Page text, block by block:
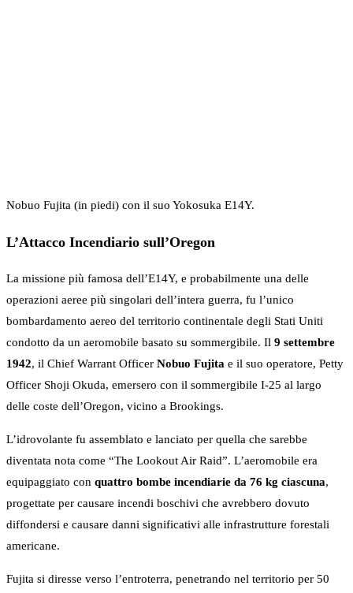
Nobuo Fujita (in piedi) con il suo Yokosuka E14Y.
L’Attacco Incendiario sull’Oregon
La missione più famosa dell’E14Y, e probabilmente una delle
operazioni aeree più singolari dell’intera guerra, fu l’unico
bombardamento aereo del territorio continentale degli Stati Uniti
condotto da un aeromobile basato su sommergibile. Il 9 settembre
1942, il Chief Warrant Officer Nobuo Fujita e il suo operatore, Petty
Officer Shoji Okuda, emersero con il sommergibile I-25 al largo
delle coste dell’Oregon, vicino a Brookings.
L’idrovolante fu assemblato e lanciato per quella che sarebbe
diventata nota come “The Lookout Air Raid”. L’aeromobile era
equipaggiato con quattro bombe incendiarie da 76 kg ciascuna,
progettate per causare incendi boschivi che avrebbero dovuto
diffondersi e causare danni significativi alle infrastrutture forestali
americane.
Fujita si diresse verso l’entroterra, penetrando nel territorio per 50